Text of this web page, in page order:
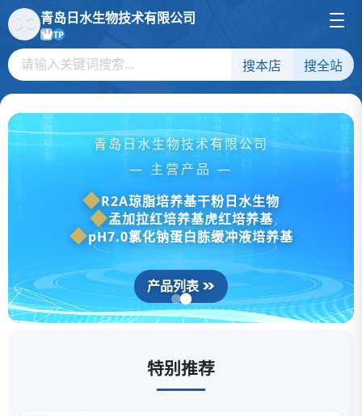
青岛日水生物技术有限公司
TP
搜本店 搜全站
青岛日水生物技术有限公司
— 主营产品 —
R2A琼脂培养基干粉日水生物
孟加拉红培养基虎红培养基
pH7.0氯化钠蛋白胨缓冲液培养基
产品列表
特别推荐